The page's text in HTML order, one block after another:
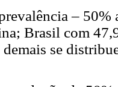
–
Brasil com
se